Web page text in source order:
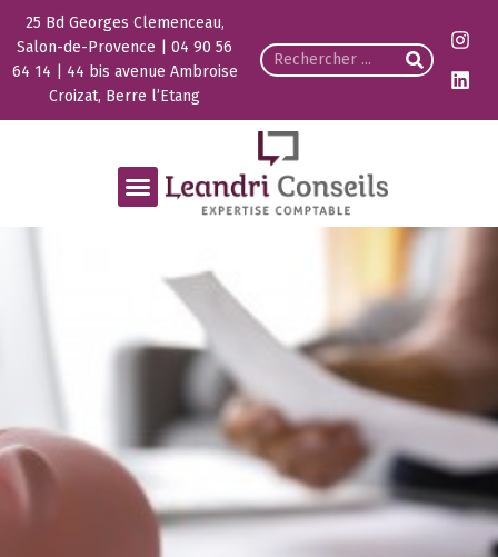
25 Bd Georges Clemenceau,
Salon-de-Provence | 04 90 56
64 14 | 44 bis avenue Ambroise
Croizat, Berre l’Etang